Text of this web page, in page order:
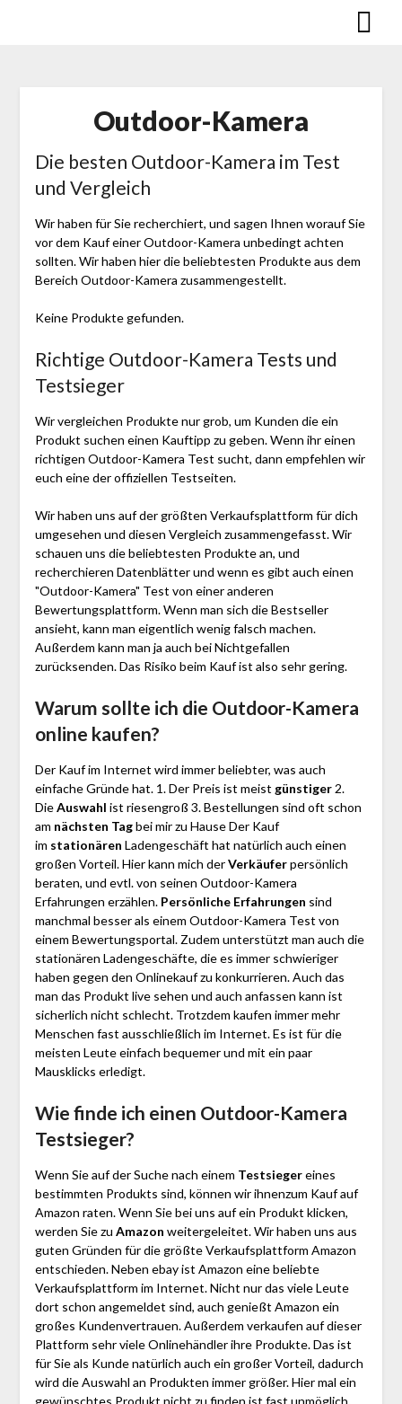
Outdoor-Kamera
Die besten Outdoor-Kamera im Test
und Vergleich
Wir haben für Sie recherchiert, und sagen Ihnen worauf Sie
vor dem Kauf einer Outdoor-Kamera unbedingt achten
sollten. Wir haben hier die beliebtesten Produkte aus dem
Bereich Outdoor-Kamera zusammengestellt.
Keine Produkte gefunden.
Richtige Outdoor-Kamera Tests und
Testsieger
Wir vergleichen Produkte nur grob, um Kunden die ein
Produkt suchen einen Kauftipp zu geben. Wenn ihr einen
richtigen Outdoor-Kamera Test sucht, dann empfehlen wir
euch eine der offiziellen Testseiten.
Wir haben uns auf der größten Verkaufsplattform für dich
umgesehen und diesen Vergleich zusammengefasst. Wir
schauen uns die beliebtesten Produkte an, und
recherchieren Datenblätter und wenn es gibt auch einen
"Outdoor-Kamera" Test von einer anderen
Bewertungsplattform. Wenn man sich die Bestseller
ansieht, kann man eigentlich wenig falsch machen.
Außerdem kann man ja auch bei Nichtgefallen
zurücksenden. Das Risiko beim Kauf ist also sehr gering.
Warum sollte ich die Outdoor-Kamera
online kaufen?
Der Kauf im Internet wird immer beliebter, was auch
einfache Gründe hat. 1. Der Preis ist meist günstiger2.
DieAuswahl ist riesengroß 3. Bestellungen sind oft schon
am nächsten Tagbei mir zu Hause Der Kauf
im stationären Ladengeschäft hat natürlich auch einen
großen Vorteil. Hier kann mich derVerkäuferpersönlich
beraten, und evtl. von seinen Outdoor-Kamera
Erfahrungen erzählen. Persönliche Erfahrungen sind
manchmal besser als einem Outdoor-Kamera Test von
einem Bewertungsportal. Zudem unterstützt man auch die
stationären Ladengeschäfte, die es immer schwieriger
haben gegen den Onlinekauf zu konkurrieren. Auch das
man das Produkt live sehen und auch anfassen kann ist
sicherlich nicht schlecht. Trotzdem kaufen immer mehr
Menschen fast ausschließlich im Internet. Es ist für die
meisten Leute einfach bequemer und mit ein paar
Mausklicks erledigt.
Wie finde ich einen Outdoor-Kamera
Testsieger?
Wenn Sie auf der Suche nach einem Testsiegereines
bestimmten Produkts sind, können wir ihnenzum Kauf auf
Amazon raten. Wenn Sie bei uns auf ein Produkt klicken,
werden Sie zu Amazon weitergeleitet. Wir haben uns aus
guten Gründen für die größte Verkaufsplattform Amazon
entschieden. Neben ebay ist Amazon eine beliebte
Verkaufsplattform im Internet. Nicht nur das viele Leute
dort schon angemeldet sind, auch genießt Amazon ein
großes Kundenvertrauen. Außerdem verkaufen auf dieser
Plattform sehr viele Onlinehändler ihre Produkte. Das ist
für Sie als Kunde natürlich auch ein großer Vorteil, dadurch
wird die Auswahl an Produkten immer größer. Hier mal ein